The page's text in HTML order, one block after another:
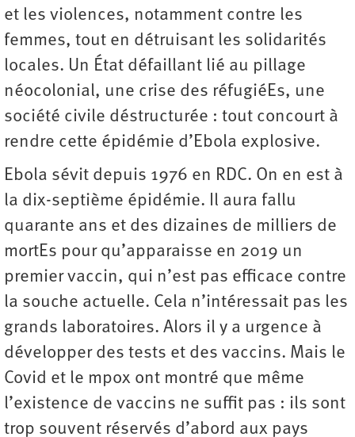
et les violences, notamment contre les
femmes, tout en détruisant les solidarités
locales. Un État défaillant lié au pillage
néocolonial, une crise des réfugiéEs, une
société civile déstructurée : tout concourt à
rendre cette épidémie d’Ebola explosive.
Ebola sévit depuis 1976 en RDC. On en est à
la dix-septième épidémie. Il aura fallu
quarante ans et des dizaines de milliers de
mortEs pour qu’apparaisse en 2019 un
premier vaccin, qui n’est pas efficace contre
la souche actuelle. Cela n’intéressait pas les
grands laboratoires. Alors il y a urgence à
développer des tests et des vaccins. Mais le
Covid et le mpox ont montré que même
l’existence de vaccins ne suffit pas : ils sont
trop souvent réservés d’abord aux pays